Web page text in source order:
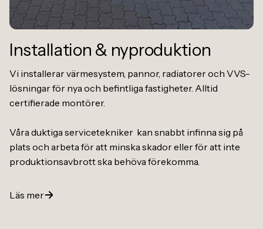
Installation & nyproduktion
Vi installerar värmesystem, pannor, radiatorer och VVS-
lösningar för nya och befintliga fastigheter. Alltid
certifierade montörer.
Våra duktiga servicetekniker kan snabbt infinna sig på
plats och arbeta för att minska skador eller för att inte
produktionsavbrott ska behöva förekomma.
Läs mer